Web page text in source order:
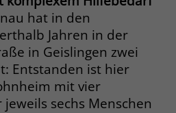
hat in den
Jahren in der
in Geislingen zwei
Entstanden ist hier
mit vier
sechs Menschen
Zustimmung des Benutzers
Opt-In
Clarity setzt dieses Cookie,
eines Benutzers
und in einer einzigen